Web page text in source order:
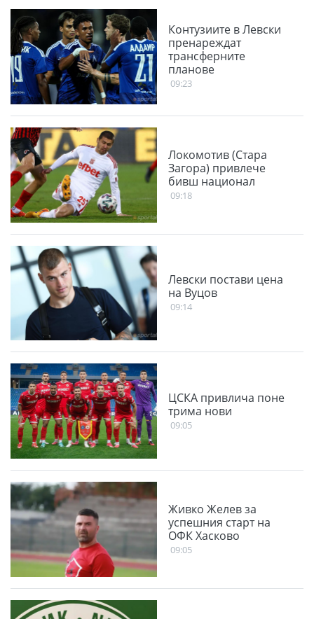
Контузиите в Левски
пренареждат
трансферните
планове
09:23
Локомотив (Стара
Загора) привлече
бивш национал
09:18
Левски постави цена
на Вуцов
09:14
ЦСКА привлича поне
трима нови
09:05
Живко Желев за
успешния старт на
ОФК Хасково
09:05